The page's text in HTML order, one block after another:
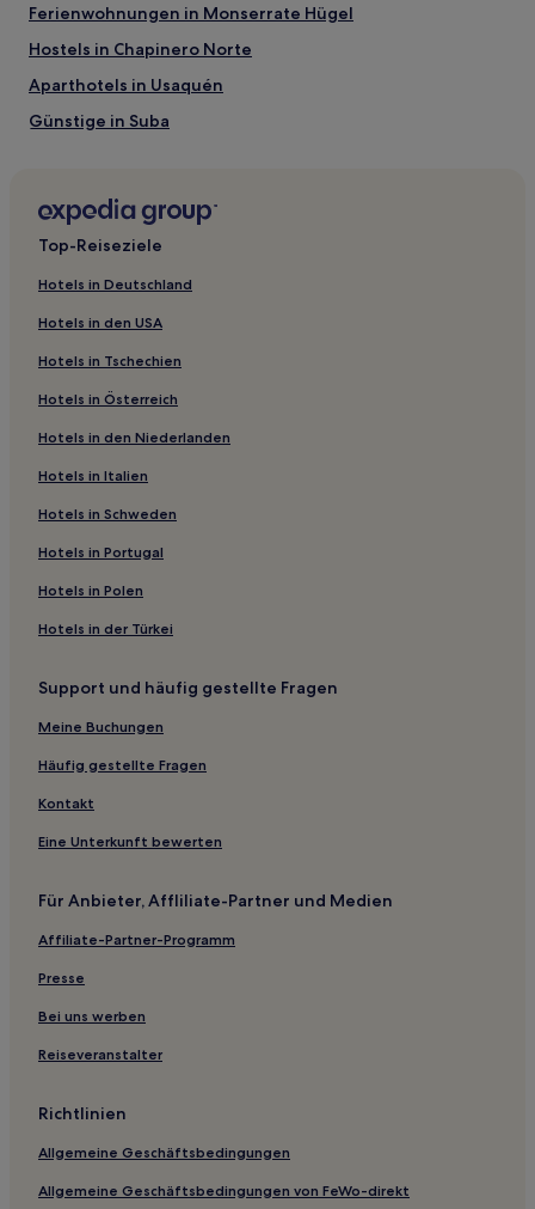
Ferienwohnungen in Monserrate Hügel
Hostels in Chapinero Norte
Aparthotels in Usaquén
Günstige in Suba
Lgbtqia-Freundliche in Usaquén
Hotels mit inbegriffenem Frühstück in Chapinero Norte
Haustierfreundliche in Los Mártires
Business in Zona T
Luxus in Zona T
Hotels mit inbegriffenem Frühstück in Zona T
Hotels mit Wellnessbereich in Zona T
Familien in Zona T
Hotels mit Parkplatz in Zona T
Günstige in Zona T
Hotels mit Parkplatz in Teusaquillo
Hotels mit inbegriffenem Frühstück in Bogotá
Lgbtqia-Freundliche in Bogotá
Familien in Bogotá
Business in Santa Ana
Familien in Fontibón
Hotels mit Fitnessbereich in Fontibón
Business in Zona G
Familien in Zona G
Luxus in Zona G
Lgbtqia-Freundliche in Chicó
Hotels mit inbegriffenem Frühstück nahe Luna Park
4-Sterne-Hotels in Zona G
Top-Reiseziele
Hotels in Deutschland
Hotels in den USA
Hotels in Tschechien
Hotels in Österreich
Hotels in den Niederlanden
Hotels in Italien
Hotels in Schweden
Hotels in Portugal
Hotels in Polen
Hotels in der Türkei
Support und häufig gestellte Fragen
Meine Buchungen
Häufig gestellte Fragen
Kontakt
Eine Unterkunft bewerten
Für Anbieter, Affliliate-Partner und Medien
Affiliate-Partner-Programm
Presse
Bei uns werben
Reiseveranstalter
Richtlinien
Allgemeine Geschäftsbedingungen
Allgemeine Geschäftsbedingungen von FeWo-direkt